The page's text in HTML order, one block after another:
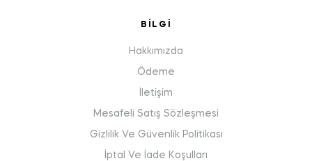
BILGI
Hakkımızda
Ödeme
İletişim
Mesafeli Satış Sözleşmesi
Gizlilik Ve Güvenlik Politikası
İptal Ve İade Koşulları